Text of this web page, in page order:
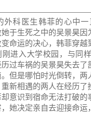
外科医生韩菲的心中
于生死之中的吴景昊因
命运的决心，韩菲穿越
刚进入大学校园，与同
历过车祸的吴景昊失去
。但是哪怕时光倒转，两
新相遇的两人在经历了
却意识到宿命无法打破的
，她决定亲自去迎接命运